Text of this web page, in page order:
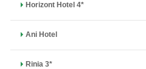
Horizont Hotel 4*
Ani Hotel
Rinia 3*